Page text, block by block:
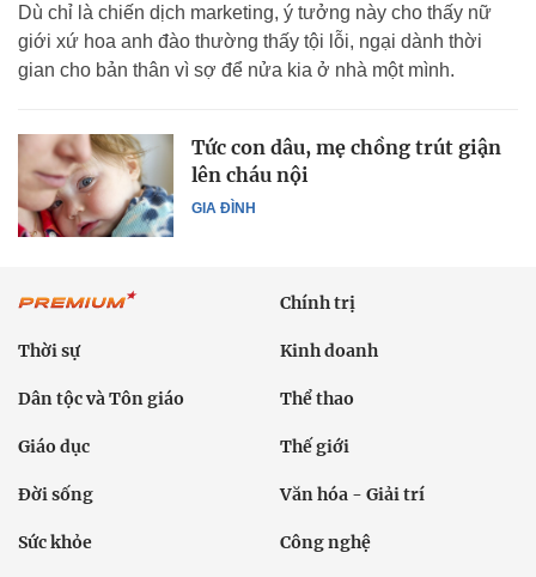
Dù chỉ là chiến dịch marketing, ý tưởng này cho thấy nữ
giới xứ hoa anh đào thường thấy tội lỗi, ngại dành thời
gian cho bản thân vì sợ để nửa kia ở nhà một mình.
GIA ĐÌNH
Tức con dâu, mẹ chồng trút giận
lên cháu nội
Chính trị
Thời sự Kinh doanh
Dân tộc và Tôn giáo Thể thao
Giáo dục Thế giới
Đời sống Văn hóa - Giải trí
Sức khỏe Công nghệ